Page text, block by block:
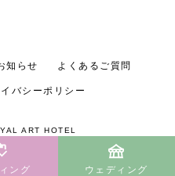
ング ウェディング
知らせ よくあるご質問
バシーポリシー
ART HOTEL